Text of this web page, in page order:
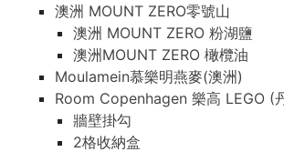
澳洲 MOUNT ZERO零號山
澳洲 MOUNT ZERO 粉湖鹽
澳洲MOUNT ZERO 橄欖油
Moulamein慕樂明燕麥(澳洲)
Room Copenhagen 樂高 LEGO (
牆壁掛勾
2格收納盒
澳洲 MOUNT ZERO零號山
澳洲 MOUNT ZERO 粉湖鹽
澳洲MOUNT ZERO 橄欖油
Moulamein慕樂明燕麥(澳洲)
Room Copenhagen 樂高 LEGO (
牆壁掛勾
2格收納盒